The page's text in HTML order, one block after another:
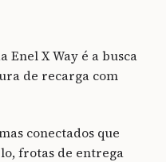
Enel X Way é a busca
de recarga com
conectados que
frotas de entrega